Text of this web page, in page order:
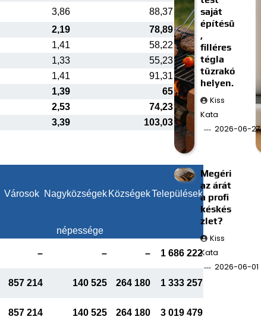
3,86
88,37
2,19
78,89
1,41
58,22
1,33
55,23
1,41
91,31
1,39
65
2,53
74,23
3,39 103,03
Városok Nagyközségek KözségekTelepülések
népessége
– – – 1 686 222
857 214 140 525 264 180 1 333 257
857 214 140 525 264 180 3 019 479
saját
építésű
,
filléres
tégla
tűzrakó
helyen.
Kiss
Kata
2026-06-27
Megéri
az árát
a profi
késkés
zlet?
Kiss
Kata
2026-06-01